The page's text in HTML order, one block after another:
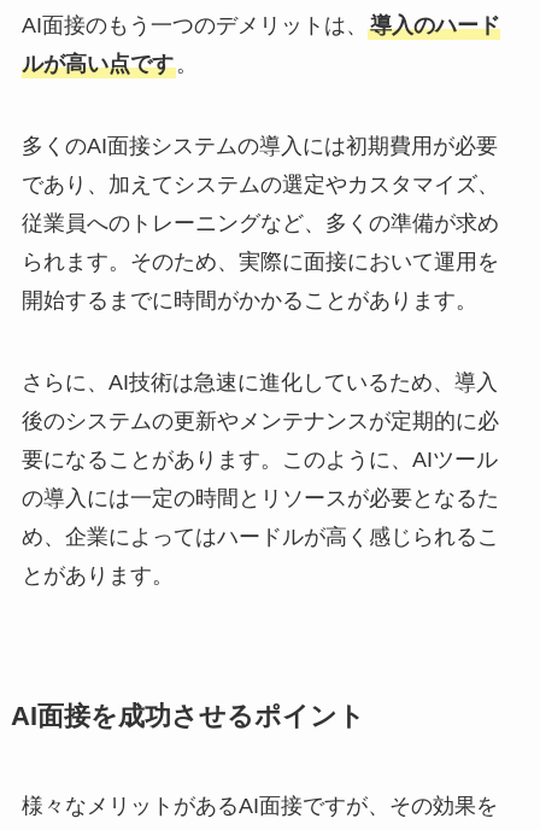
AI面接のもう一つのデメリットは、 導入のハード
ルが高い点です。
多くのAI面接システムの導入には初期費用が必要
であり、加えてシステムの選定やカスタマイズ、
従業員へのトレーニングなど、多くの準備が求め
られます。そのため、実際に面接において運用を
開始するまでに時間がかかることがあります。
さらに、AI技術は急速に進化しているため、導入
後のシステムの更新やメンテナンスが定期的に必
要になることがあります。このように、AIツール
の導入には一定の時間とリソースが必要となるた
め、企業によってはハードルが高く感じられるこ
とがあります。
AI面接を成功させるポイント
様々なメリットがあるAI面接ですが、その効果を